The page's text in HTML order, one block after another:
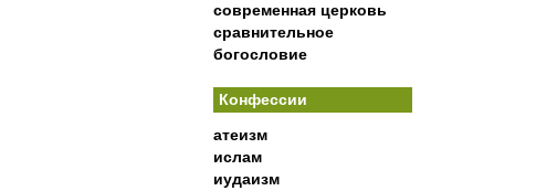
современная церковь
сравнительное
богословие
Конфессии
атеизм
ислам
иудаизм